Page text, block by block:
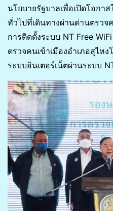
นโยบายรัฐบาลเพื่อเปิดโอกา
ทั่วไปที่เดินทางผ่านด่านตรวจ
การติดตั้งระบบ NT Free
ตรวจคนเข้าเมืองอำเภอสุไห
ระบบอินเตอร์เน็ตผ่านระบบ